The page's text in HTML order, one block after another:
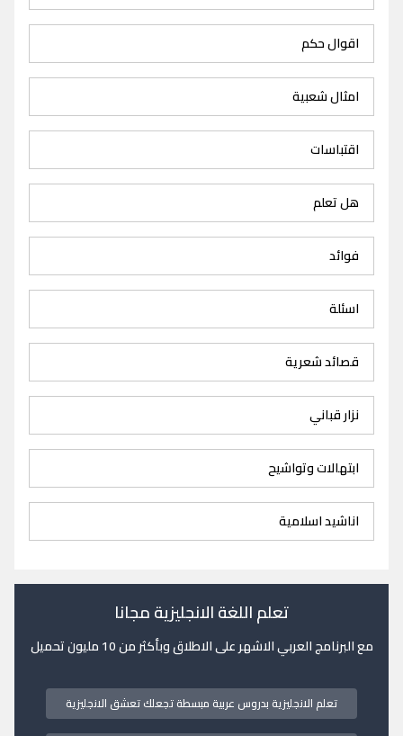
اقوال حكم
امثال شعبية
اقتباسات
هل تعلم
فوائد
اسئلة
قصائد شعرية
نزار قباني
ابتهالات وتواشيح
اناشيد اسلامية
تعلم اللغة الانجليزية مجانا
مع البرنامج العربي الاشهر على الاطلاق وبأكثر من 10 مليون تحميل
تعلم الانجليزية بدروس عربية مبسطة تجعلك تعشق الانجليزية